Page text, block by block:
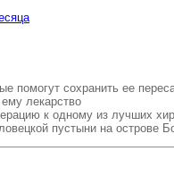
помогут сохранить ее
лекарство
к одному из лучших
пустыни на острове